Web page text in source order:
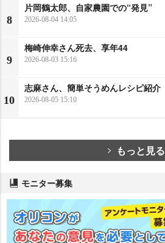
8
片岡鶴太郎、自家農園での“発見”
2026-08-04 14:05
9
梅崎伸幸さん死去、享年44
2026-08-03 15:16
10
志麻さん、簡単そうめんレシピ紹介
2026-08-05 15:10
もっと見る
モニター募集